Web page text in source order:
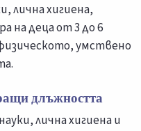
лична хигиена,
на деца от 3 до 6
умствено
длъжността
лична хигиена и